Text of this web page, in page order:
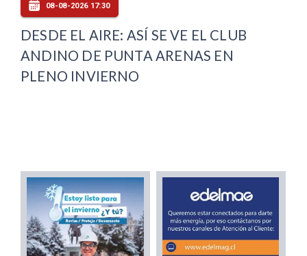
08-08-2026 17:30
DESDE EL AIRE: ASÍ SE VE EL CLUB
ANDINO DE PUNTA ARENAS EN
PLENO INVIERNO